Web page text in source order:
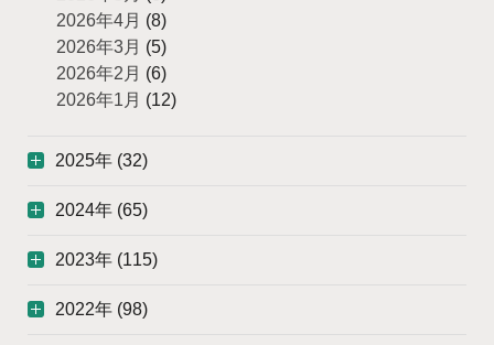
2026年4月 (8)
2026年3月 (5)
2026年2月 (6)
2026年1月 (12)
2025年 (32)
2024年 (65)
2023年 (115)
2022年 (98)